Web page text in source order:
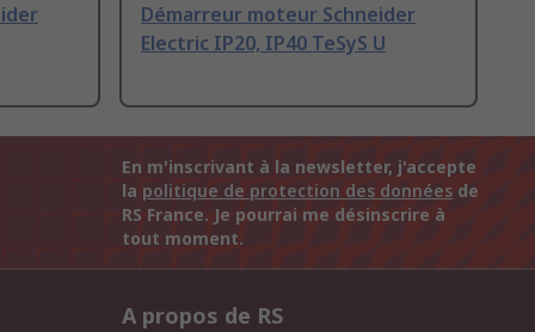
Démarreur moteur Schneider
Electric IP20, IP40 TeSyS U
En m'inscrivant à la newsletter, j'accepte
la politique de protection des données de
RS France. Je pourrai me désinscrire à
tout moment.
A propos de RS